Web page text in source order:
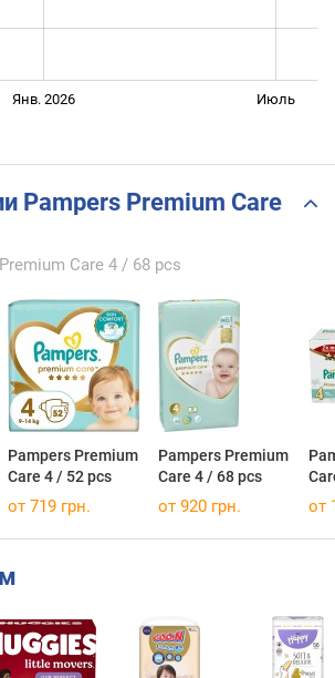
Янв. 2026 Июль
Pampers Premium Care
Care 4 / 68 pcs
Pampers Premium
Care 4 / 52 pcs
Pampers Premium
Care 4 / 68 pcs
от 719 грн. от 920 грн. от